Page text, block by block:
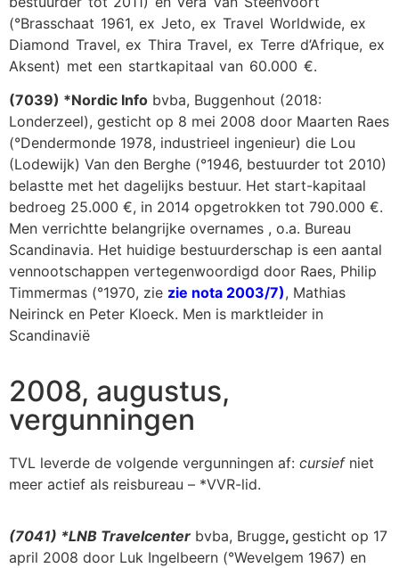
(°Brasschaat 1961, ex Jeto, ex Travel Worldwide, ex
Diamond Travel, ex Thira Travel, ex Terre d’Afrique, ex
Aksent) met een startkapitaal van 60.000 €.
(7039) *Nordic Info bvba, Buggenhout (2018:
Londerzeel), gesticht op 8 mei 2008 door Maarten Raes
(°Dendermonde 1978, industrieel ingenieur) die Lou
(Lodewijk) Van den Berghe (°1946, bestuurder tot 2010)
belastte met het dagelijks bestuur. Het start-kapitaal
bedroeg 25.000 €, in 2014 opgetrokken tot 790.000 €.
Men verrichtte belangrijke overnames , o.a. Bureau
Scandinavia. Het huidige bestuurderschap is een aantal
vennootschappen vertegenwoordigd door Raes, Philip
Timmermas (°1970, zie zie nota 2003/7), Mathias
Neirinck en Peter Kloeck. Men is marktleider in
Scandinavië
2008, augustus,
vergunningen
TVL leverde de volgende vergunningen af: cursiefniet
meer actief als reisbureau – *VVR-lid.
(7041) *LNB Travelcenter bvba, Brugge, gesticht op 17
april 2008 door Luk Ingelbeern (°Wevelgem 1967) en